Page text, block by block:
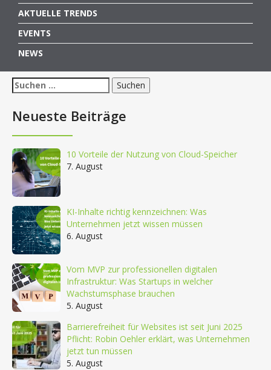
AKTUELLE TRENDS
EVENTS
NEWS
Suchen
nach:
Neueste Beiträge
10 Vorteile der Nutzung von Cloud-Speicher
7. August
KI-Inhalte richtig kennzeichnen: Was
Unternehmen jetzt wissen müssen
6. August
Vom MVP zur professionellen digitalen
Infrastruktur: Was Startups in welcher
Wachstumsphase brauchen
5. August
Barrierefreiheit für Websites ist seit Juni 2025
Pflicht: Robin Oehler erklärt, was Unternehmen
jetzt tun müssen
5. August